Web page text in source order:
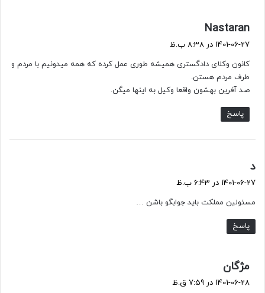
Nastaran
ف
:
1401-06-27 در 8:38 ب.ظ
کانون وکلای دادگستری همیشه طوری عمل کرده که همه میدونیم با مردم و
طرف مردم هستن.
صد آفرین بهشون واقعا وکیل به اینها میگن.
پاسخ
د
ف
:
1401-06-27 در 6:43 ب.ظ
مسئولین مملکت باید جوابگو باشن …
پاسخ
مژگان
ف
1401-06-28 در 7:59 ق.ظ